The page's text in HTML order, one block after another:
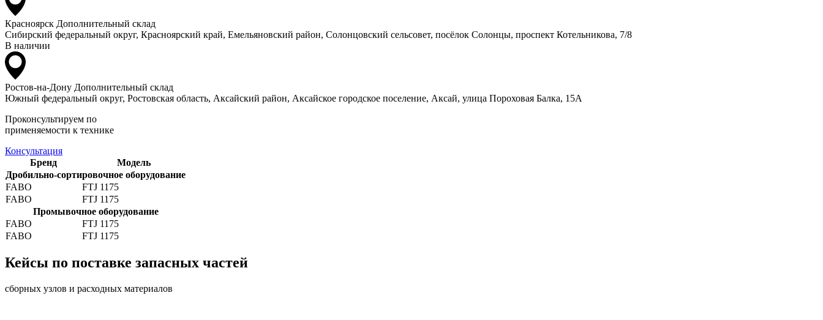
Красноярск Дополнительный склад
Сибирский федеральный округ, Красноярский край, Емельяновский район, Солонцовский сельсовет, посёлок Солонцы, проспект Котельникова, 7/8
В наличии
Ростов-на-Дону Дополнительный склад
Южный федеральный округ, Ростовская область, Аксайский район, Аксайское городское поселение, Аксай, улица Пороховая Балка, 15А
Проконсультируем по
применяемости к технике
Консультация
Бренд
Модель
Дробильно-сортировочное оборудование
FABO
FTJ 1175
FABO
FTJ 1175
Промывочное оборудование
FABO
FTJ 1175
FABO
FTJ 1175
Кейсы по поставке запасных частей
сборных узлов и расходных материалов